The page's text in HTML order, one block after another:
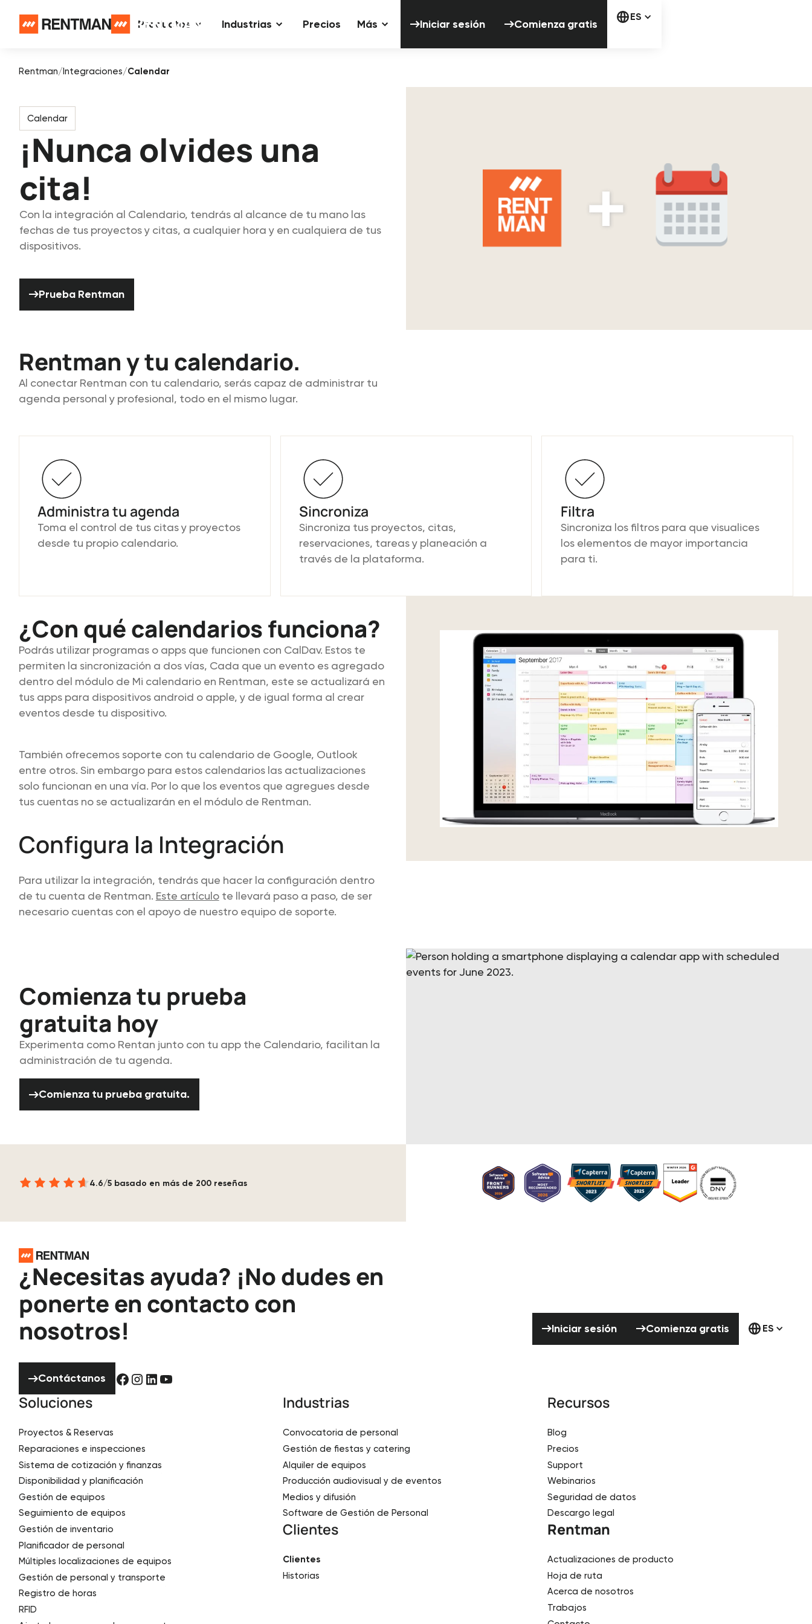
Productos Industrias Precios Más Iniciar sesión Comienza gratis
ES
Rentman/Integraciones/Calendar
Calendar
¡Nunca olvides una
cita!
Con la integración al Calendario, tendrás al alcance de tu mano las
fechas de tus proyectos y citas, a cualquier hora y en cualquiera de tus
dispositivos.
Prueba Rentman
Rentman y tu calendario.
Al conectar Rentman con tu calendario, serás capaz de administrar tu
agenda personal y profesional, todo en el mismo lugar.
Administra tu agenda
Toma el control de tus citas y proyectos
desde tu propio calendario.
Sincroniza
Sincroniza tus proyectos, citas,
reservaciones, tareas y planeación a
través de la plataforma.
Filtra
Sincroniza los filtros para que visualices
los elementos de mayor importancia
para ti.
¿Con qué calendarios funciona?
Podrás utilizar programas o apps que funcionen con CalDav. Estos te
permiten la sincronización a dos vías, Cada que un evento es agregado
dentro del módulo de Mi calendario en Rentman, este se actualizará en
tus apps para dispositivos android o apple, y de igual forma al crear
eventos desde tu dispositivo.
También ofrecemos soporte con tu calendario de Google, Outlook
entre otros. Sin embargo para estos calendarios las actualizaciones
solo funcionan en una vía. Por lo que los eventos que agregues desde
tus cuentas no se actualizarán en el módulo de Rentman.
Configura la Integración
Para utilizar la integración, tendrás que hacer la configuración dentro
de tu cuenta de Rentman. Este artículote llevará paso a paso, de ser
necesario cuentas con el apoyo de nuestro equipo de soporte.
Comienza tu prueba
gratuita hoy
Experimenta como Rentan junto con tu app the Calendario, facilitan la
administración de tu agenda.
Comienza tu prueba gratuita.
4.6/5 basado en más de 200 reseñas
¿Necesitas ayuda? ¡No dudes en
ponerte en contacto con
nosotros!
Contáctanos
Iniciar sesión Comienza gratis ES
Soluciones
Proyectos & Reservas
Reparaciones e inspecciones
Sistema de cotización y finanzas
Disponibilidad y planificación
Gestión de equipos
Seguimiento de equipos
Gestión de inventario
Planificador de personal
Múltiples localizaciones de equipos
Gestión de personal y transporte
Registro de horas
RFID
Industrias
Convocatoria de personal
Gestión de fiestas y catering
Alquiler de equipos
Producción audiovisual y de eventos
Medios y difusión
Software de Gestión de Personal
Clientes
Clientes
Historias
Recursos
Blog
Precios
Support
Webinarios
Seguridad de datos
Descargo legal
Rentman
Actualizaciones de producto
Hoja de ruta
Acerca de nosotros
Trabajos